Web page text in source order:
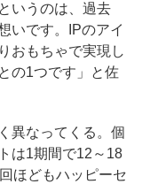
いうのは、過去
いです。IPのアイ
おもちゃで実現し
の1つです」と佐
異なってくる。個
は1期間で12～18
ほどもハッピーセ